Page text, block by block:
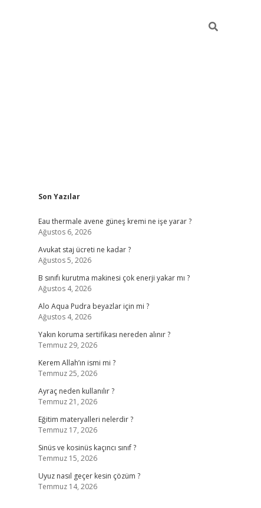
Sidebar
Son Yazılar
Eau thermale avene güneş kremi ne işe yarar ?
Ağustos 6, 2026
Avukat staj ücreti ne kadar ?
Ağustos 5, 2026
B sınıfı kurutma makinesi çok enerji yakar mı ?
Ağustos 4, 2026
Alo Aqua Pudra beyazlar için mi ?
Ağustos 4, 2026
Yakın koruma sertifikası nereden alınır ?
Temmuz 29, 2026
Kerem Allah’ın ismi mi ?
Temmuz 25, 2026
Ayraç neden kullanılır ?
Temmuz 21, 2026
Eğitim materyalleri nelerdir ?
Temmuz 17, 2026
Sinüs ve kosinüs kaçıncı sınıf ?
Temmuz 15, 2026
Uyuz nasıl geçer kesin çözüm ?
Temmuz 14, 2026